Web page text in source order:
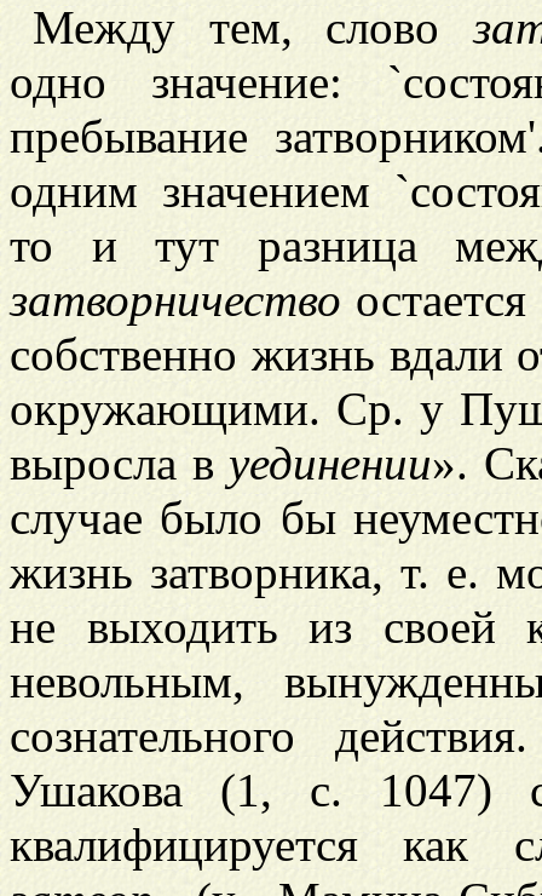
Между тем, слово
одно значение:
пребывание
одним значением
то и тут разница
затворничество
собственно жизнь вдали
окружающими. Ср. у
выросла вуединении».
случае было бы
жизнь затворника, т. е.
не выходить из своей
невольным,
сознательного
Ушакова (1, с. 1047)
квалифицируется как